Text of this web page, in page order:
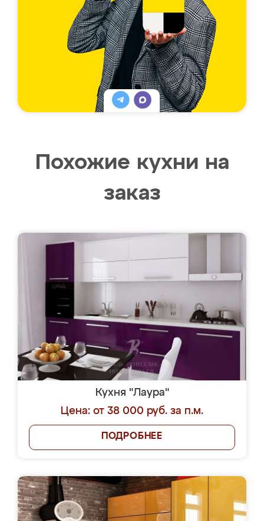
Похожие кухни на
заказ
Кухня "Лаура"
Цена: от 38 000 руб. за п.м.
ПОДРОБНЕЕ